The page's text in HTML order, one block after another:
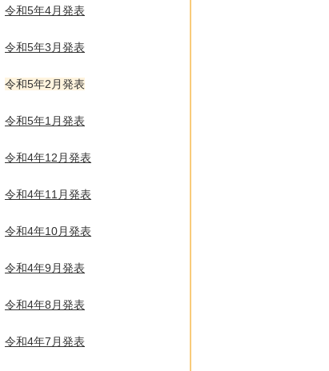
令和5年4月発表
令和5年3月発表
令和5年2月発表
令和5年1月発表
令和4年12月発表
令和4年11月発表
令和4年10月発表
令和4年9月発表
令和4年8月発表
令和4年7月発表